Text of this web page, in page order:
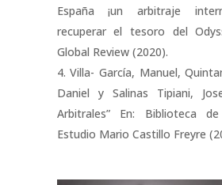
España ¡un arbitraje
recuperar el tesoro del
Global Review (2020).
Villa- García, Manuel,
Daniel y Salinas Tipiani,
Arbitrales” En: Biblioteca
Estudio Mario Castillo Freyre